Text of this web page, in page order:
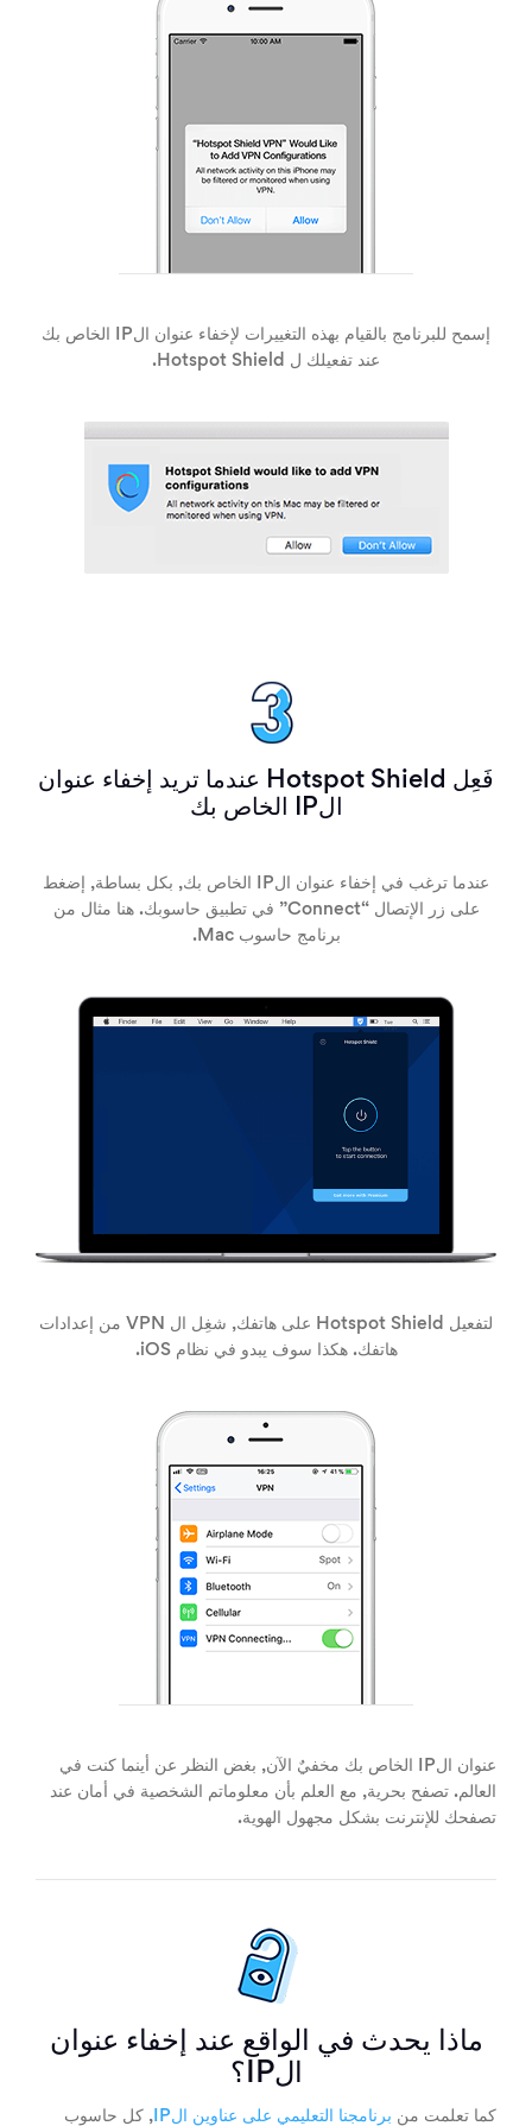
إسمح للبرنامج بالقيام بهذه التغييرات لإخفاء عنوان الIP الخاص بك
عند تفعيلك ل Hotspot Shield.
فَعِل Hotspot Shield عندما تريد إخفاء عنوان
الIP الخاص بك
عندما ترغب في إخفاء عنوان الIP الخاص بك, بكل بساطة, إضغط
على زر الإتصال “Connect” في تطبيق حاسوبك. هنا مثال من
برنامج حاسوب Mac.
لتفعيل Hotspot Shield على هاتفك, شغِل ال VPN من إعدادات
هاتفك. هكذا سوف يبدو في نظام iOS.
عنوان الIP الخاص بك مخفيٌ الآن, بغض النظر عن أينما كنت في
العالم. تصفح بحرية, مع العلم بأن معلوماتم الشخصية في أمان عند
تصفحك للإنترنت بشكل مجهول الهوية.
ماذا يحدث في الواقع عند إخفاء عنوان
الIP؟
كما تعلمت من برنامجنا التعليمي على عناوين الIP
, كل حاسوب